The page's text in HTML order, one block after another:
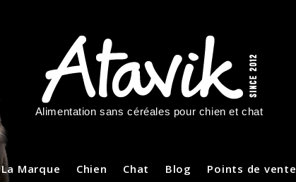
Alimentation sans céréales pour chien et chat
La Marque Chien Chat Blog Points de vente